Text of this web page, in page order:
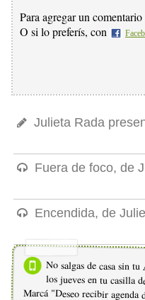
Para agregar un
O si lo preferís, con
Julieta Rada
Fuera de foco, de
Encendida, de
No salgas de casa sin tu
los jueves en tu casilla
Marcá "Deseo recibir agenda